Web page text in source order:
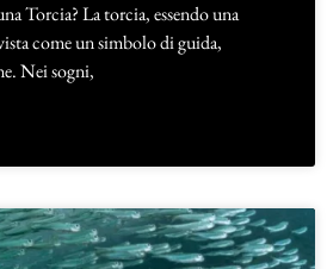
Torcia? La torcia, essendo una
come un simbolo di guida,
Nei sogni,